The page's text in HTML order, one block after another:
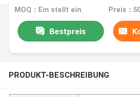
Bag gegebene
MOQ：Ein stellt ein
Bestpreis
PRODUKT-BESCHREIBUNG